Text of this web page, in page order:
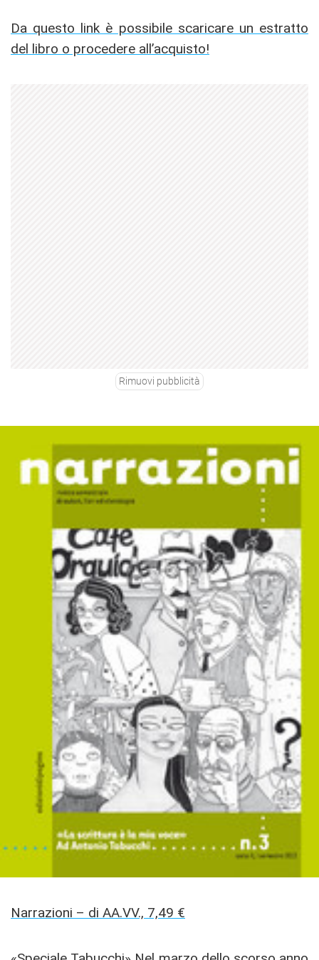
Da questo link è possibile scaricare un estratto
del libro o procedere all’acquisto!
Rimuovi pubblicità
Narrazioni – di AA.VV., 7,49 €